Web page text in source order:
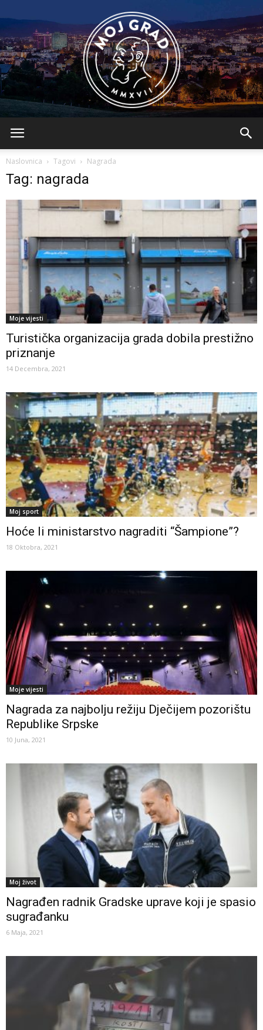
Naslovnica Tagovi Nagrada
Tag: nagrada
Moje vijesti
Turistička organizacija grada dobila prestižno
priznanje
14 Decembra, 2021
Moj sport
Hoće li ministarstvo nagraditi “Šampione”?
18 Oktobra, 2021
Moje vijesti
Nagrada za najbolju režiju Dječijem pozorištu
Republike Srpske
10 Juna, 2021
Moj život
Nagrađen radnik Gradske uprave koji je spasio
sugrađanku
6 Maja, 2021